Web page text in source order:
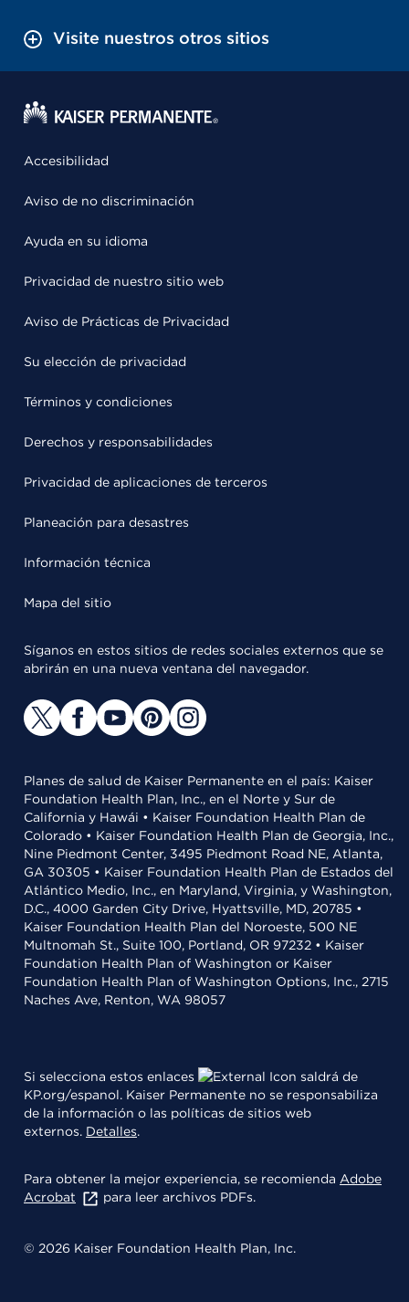
Visite nuestros otros sitios
Accesibilidad
Aviso de no discriminación
Ayuda en su idioma
Privacidad de nuestro sitio web
Aviso de Prácticas de Privacidad
Su elección de privacidad
Términos y condiciones
Derechos y responsabilidades
Privacidad de aplicaciones de terceros
Planeación para desastres
Información técnica
Mapa del sitio
Síganos en estos sitios de redes sociales externos que se
abrirán en una nueva ventana del navegador.
Planes de salud de Kaiser Permanente en el país: Kaiser
Foundation Health Plan, Inc., en el Norte y Sur de
California y Hawái • Kaiser Foundation Health Plan de
Colorado • Kaiser Foundation Health Plan de Georgia, Inc.,
Nine Piedmont Center, 3495 Piedmont Road NE, Atlanta,
GA 30305 • Kaiser Foundation Health Plan de Estados del
Atlántico Medio, Inc., en Maryland, Virginia, y Washington,
D.C., 4000 Garden City Drive, Hyattsville, MD, 20785 •
Kaiser Foundation Health Plan del Noroeste, 500 NE
Multnomah St., Suite 100, Portland, OR 97232 • Kaiser
Foundation Health Plan of Washington or Kaiser
Foundation Health Plan of Washington Options, Inc., 2715
Naches Ave, Renton, WA 98057
Si selecciona estos enlaces
saldrá de
KP.org/espanol. Kaiser Permanente no se responsabiliza
de la información o las políticas de sitios web
externos. Detalles.
Para obtener la mejor experiencia, se recomienda Adobe
Acrobat
para leer archivos PDFs.
© 2026 Kaiser Foundation Health Plan, Inc.